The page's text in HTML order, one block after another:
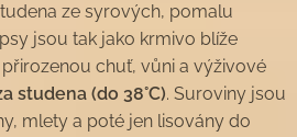
ze syrových, pomalu
jsou tak jako krmivo blíže
chuť, vůni a výživové
studena (do 38°C). Suroviny jsou
mlety a poté jen lisovány do